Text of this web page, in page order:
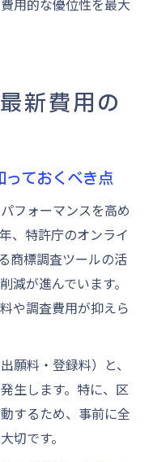
新費用の
ておくべき点
フォーマンスを高め
、特許庁のオンライ
商標調査ツールの活
減が進んでいます。
や調査費用が抑えら
願料・登録料）と、
生します。特に、区
するため、事前に全
切です。